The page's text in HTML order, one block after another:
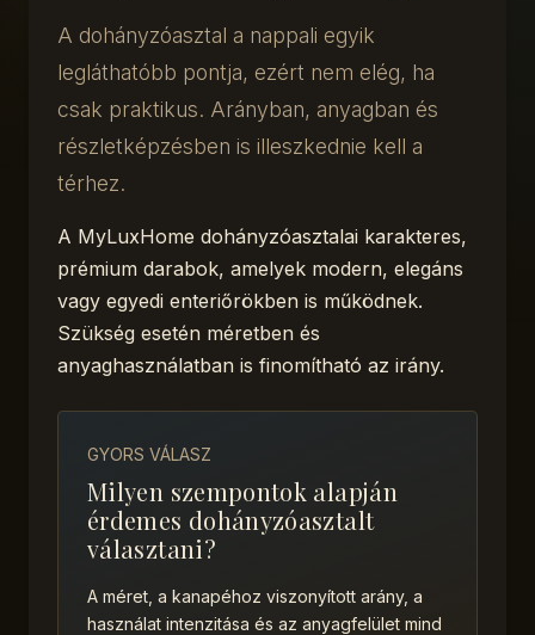
A dohányzóasztal a nappali egyik
legláthatóbb pontja, ezért nem elég, ha
csak praktikus. Arányban, anyagban és
részletképzésben is illeszkednie kell a
térhez.
A MyLuxHome dohányzóasztalai karakteres,
prémium darabok, amelyek modern, elegáns
vagy egyedi enteriőrökben is működnek.
Szükség esetén méretben és
anyaghasználatban is finomítható az irány.
GYORS VÁLASZ
Milyen szempontok alapján
érdemes dohányzóasztalt
választani?
A méret, a kanapéhoz viszonyított arány, a
használat intenzitása és az anyagfelület mind